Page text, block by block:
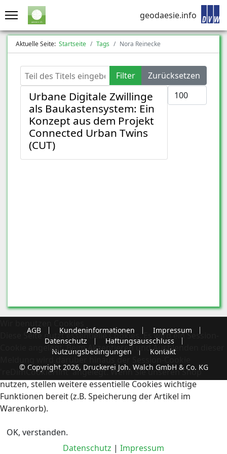
geodaesie.info
Aktuelle Seite: Startseite Tags Nora Reinecke
Teil des Titels eingeben Filter
Zurücksetzen
Anzeige #
Urbane Digitale Zwillinge
als Baukastensystem: Ein
Konzept aus dem Projekt
Connected Urban Twins
(CUT)
AGB Kundeninformationen
Impressum
Datenschutz
Haftungsausschluss
Nutzungsbedingungen
Kontakt
© Copyright 2026, Druckerei Joh. Walch GmbH & Co. KG
Diese Seite nutzt essentielle Cookies. Es wird ein Session-
Cookie angelegt. Beim Akzeptieren und Ausblenden dieser
Meldung wird darüber hinaus der Session-Cookie
'reDimCookieHint' angelegt. Wenn Sie unseren Shop
nutzen, stellen weitere essentielle Cookies wichtige
Funktionen bereit (z.B. Speicherung der Artikel im
Warenkorb).
OK, verstanden.
Datenschutz | Impressum